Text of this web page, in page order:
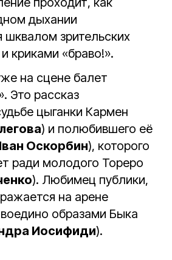
дыхании
шквалом зрительских
криками «браво!».
на сцене балет
Это рассказ
цыганки Кармен
) и полюбившего её
Оскорбин), которого
ради молодого Тореро
). Любимец публики,
на арене
образами Быка
Иосифиди).